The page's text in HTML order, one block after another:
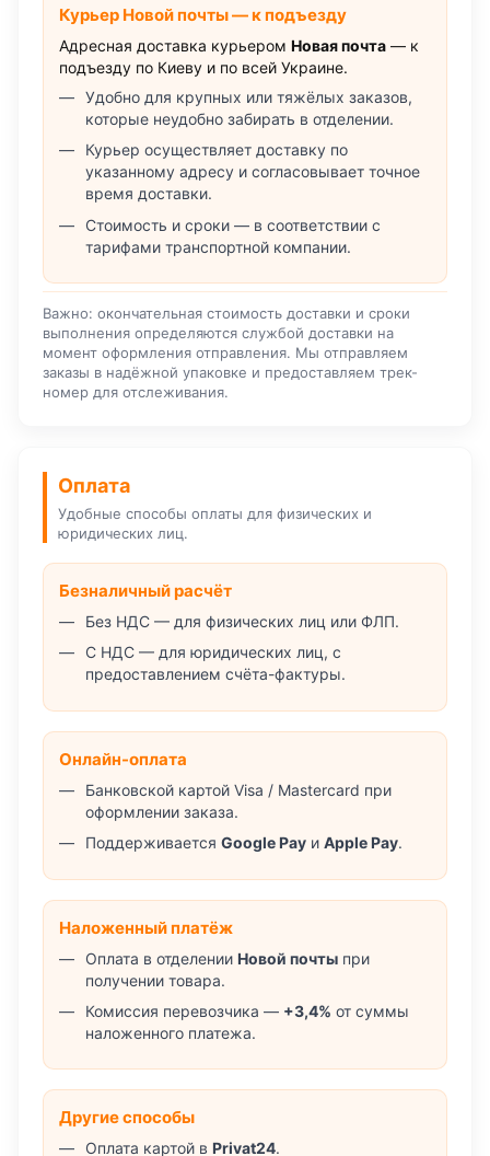
Курьер Новой почты — к подъезду
Адресная доставка курьером Новая почта — к
подъезду по Киеву и по всей Украине.
Удобно для крупных или тяжёлых заказов,
которые неудобно забирать в отделении.
Курьер осуществляет доставку по
указанному адресу и согласовывает точное
время доставки.
Стоимость и сроки — в соответствии с
тарифами транспортной компании.
Важно: окончательная стоимость доставки и сроки
выполнения определяются службой доставки на
момент оформления отправления. Мы отправляем
заказы в надёжной упаковке и предоставляем трек-
номер для отслеживания.
Оплата
Удобные способы оплаты для физических и
юридических лиц.
Безналичный расчёт
Без НДС — для физических лиц или ФЛП.
С НДС — для юридических лиц, с
предоставлением счёта-фактуры.
Онлайн-оплата
Банковской картой Visa / Mastercard при
оформлении заказа.
Поддерживается Google Pay и Apple Pay.
Наложенный платёж
Оплата в отделении Новой почты при
получении товара.
Комиссия перевозчика — +3,4% от суммы
наложенного платежа.
Другие способы
Оплата картой в Privat24.